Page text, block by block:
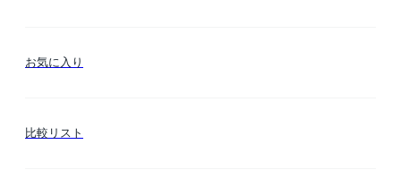
お気に入り
比較リスト